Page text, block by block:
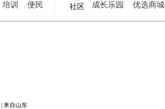
培训 便民 社区
成长乐园
优选商城
来自山东